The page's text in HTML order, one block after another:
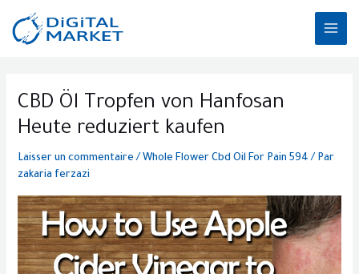
contenu
CBD Öl Tropfen von Hanfosan
Heute reduziert kaufen
Laisser un commentaire /Whole Flower Cbd Oil For Pain 594 / Par
zakaria ferzazi